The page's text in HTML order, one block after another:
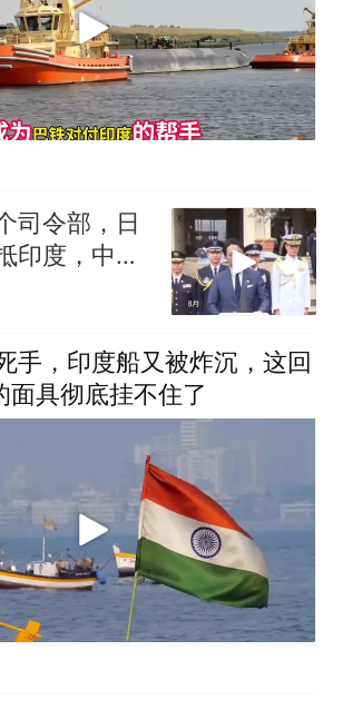
司令部，日
印度，中方
手，印度船又被炸沉，这回
面具彻底挂不住了